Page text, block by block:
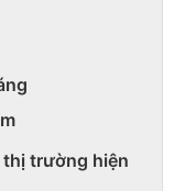
thị trường hiện